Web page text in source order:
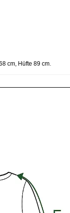
cm, Hüfte 89 cm